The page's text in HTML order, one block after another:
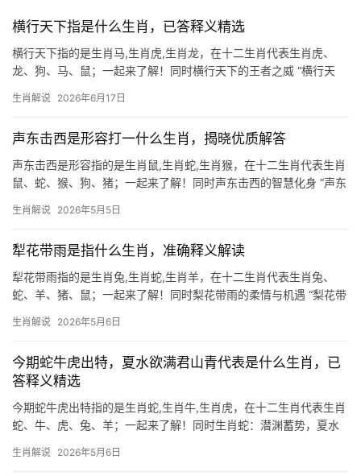
横行天下指是什么生肖，已答释义精选
横行天下指的是生肖马,生肖虎,生肖龙，在十二生肖代表生肖虎、
龙、狗、马、鼠；一起来了解！同时横行天下的王者之威 “横行天
唯有生肖虎最能匹配这一形容，虎为百兽之王，天生威猛霸气，
生肖解说 2026年6月17日
声东击西是形容打一什么生肖，揭晓优质解答
声东击西是形容指的是生肖鼠,生肖蛇,生肖猴，在十二生肖代表生肖
鼠、蛇、猴、狗、猪；一起来了解！同时声东击西的智慧化身 “声东
生擅长布局，表面低调隐忍，实则暗中蓄力，2024甲辰龙年对生肖
生肖解说 2026年5月5日
犁花带雨是指什么生肖，准确释义解读
犁花带雨指的是生肖兔,生肖蛇,生肖羊，在十二生肖代表生肖兔、
蛇、羊、猪、鼠；一起来了解！同时梨花带雨的柔情与机遇 “梨花带
兔最为契合，兔性温顺敏感，遇事易生忧虑，恰如春雨中的梨花，
生肖解说 2026年5月6日
今期蛇牛虎出特，夏水欲满君山青代表是什么生肖，已
答释义精选
今期蛇牛虎出特指的是生肖蛇,生肖牛,生肖虎，在十二生肖代表生肖
蛇、牛、虎、兔、羊；一起来了解！同时生肖蛇：潜渊蓄势，夏水
五行属火却喜水润，此句以“夏水”喻示下半年（农历六月后）水火既
生肖解说 2026年5月6日